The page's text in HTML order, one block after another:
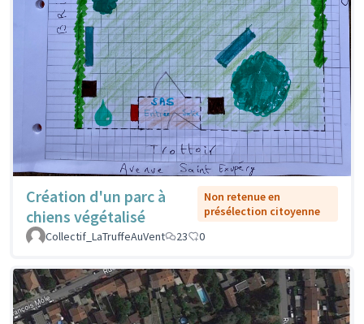
Création d'un parc à
chiens végétalisé
Non retenue en
présélection citoyenne
Collectif_LaTruffeAuVent
23 0